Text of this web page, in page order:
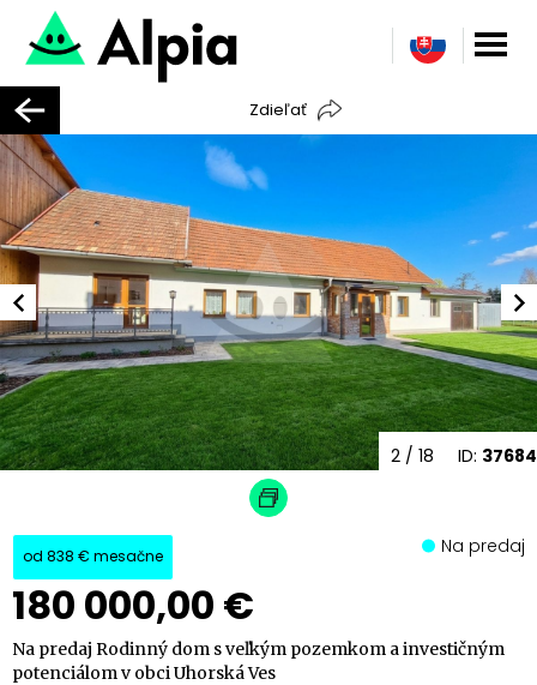
Zdieľať
ID: 37684
3 / 18
od 838 € mesačne
180 000,00 €
Na predaj
Na predaj Rodinný dom s veľkým pozemkom a investičným
potenciálom v obci Uhorská Ves